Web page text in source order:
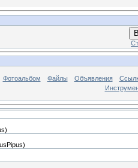
Фотоальбом Файлы Объявления
)
)